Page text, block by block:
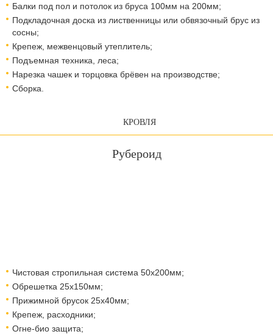
Балки под пол и потолок из бруса 100мм на 200мм;
Подкладочная доска из лиственницы или обвязочный брус из
сосны;
Крепеж, межвенцовый утеплитель;
Подъемная техника, леса;​​​​​​​
Нарезка чашек и торцовка брёвен на производстве;
Сборка.
КРОВЛЯ
Рубероид
Чистовая стропильная система 50х200мм;
Обрешетка 25х150мм;
Прижимной брусок 25х40мм;
Крепеж, расходники;
Огне-био защита;